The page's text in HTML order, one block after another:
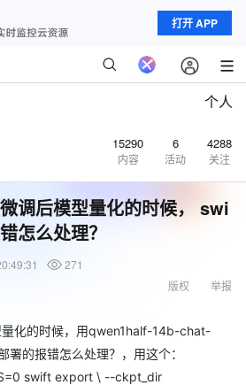
打开 APP
个人
15290
内容
6
活动
4288
关注
调后模型量化的时候， swi
怎么处理？
271
举报
版权
化的时候，用qwen1half-14b-chat-
的报错怎么处理？，用这个：
swift export \ --ckpt_dir